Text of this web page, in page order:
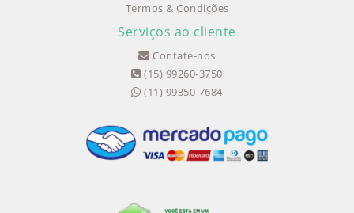
Termos & Condições
Serviços ao cliente
Contate-nos
(15) 99260-3750
(11) 99350-7684